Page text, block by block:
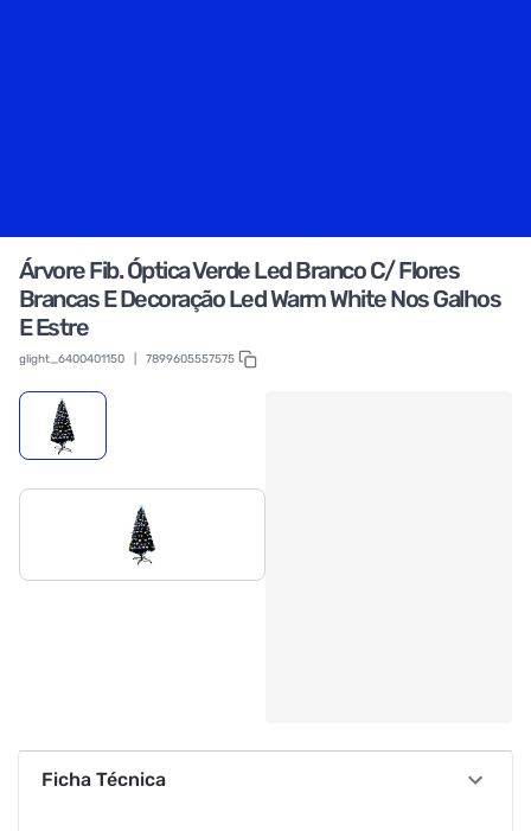
Árvore Fib. Óptica Verde Led Branco C/ Flores
Brancas E Decoração Led Warm White Nos Galhos
E Estre
glight_6400401150 7899605557575
Ficha Técnica